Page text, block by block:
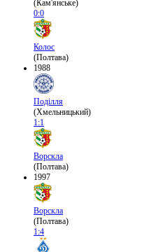
(Кам'янське)
0:0
Колос
(Полтава)
1988
Поділля
(Хмельницький)
1:1
Ворскла
(Полтава)
1997
Ворскла
(Полтава)
1:4